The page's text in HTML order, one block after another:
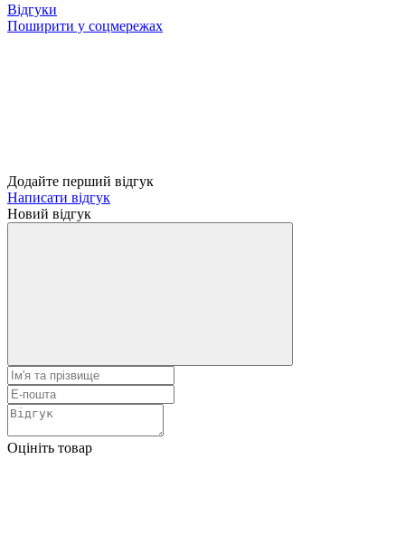
Відгуки
Поширити у соцмережах
Додайте перший відгук
Написати відгук
Новий відгук
Оцініть товар